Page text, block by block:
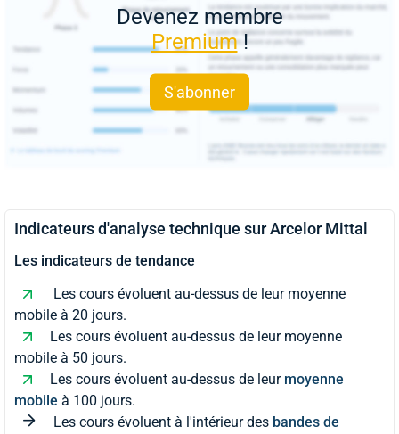
Devenez membre
Premium!
S'abonner
Indicateurs d'analyse technique sur Arcelor Mittal
Les indicateurs de tendance
Les cours évoluent au-dessus de leur moyenne
mobile à 20 jours.
Les cours évoluent au-dessus de leur moyenne
mobile à 50 jours.
Les cours évoluent au-dessus de leur moyenne
mobile à 100 jours.
Les cours évoluent à l'intérieur des bandes de